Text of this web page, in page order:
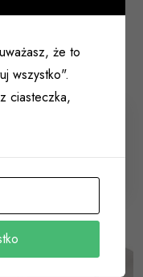
firmy ABUS
że to
wszystko".
ciasteczka,